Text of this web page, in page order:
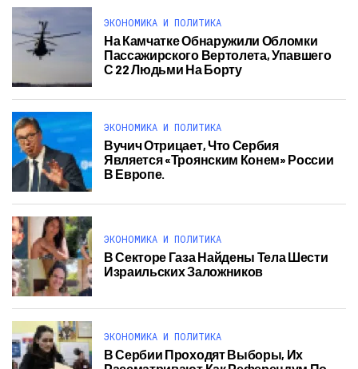
ЭКОНОМИКА И ПОЛИТИКА
На Камчатке Обнаружили Обломки
Пассажирского Вертолета, Упавшего
С 22 Людьми На Борту
ЭКОНОМИКА И ПОЛИТИКА
Вучич Отрицает, Что Сербия
Является «троянским Конем» России
В Европе.
ЭКОНОМИКА И ПОЛИТИКА
В Секторе Газа Найдены Тела Шести
Израильских Заложников
ЭКОНОМИКА И ПОЛИТИКА
В Сербии Проходят Выборы, Их